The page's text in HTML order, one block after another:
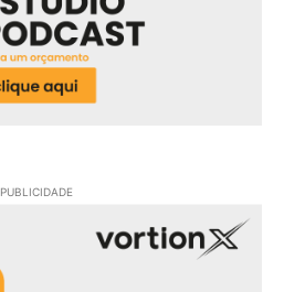
PUBLICIDADE